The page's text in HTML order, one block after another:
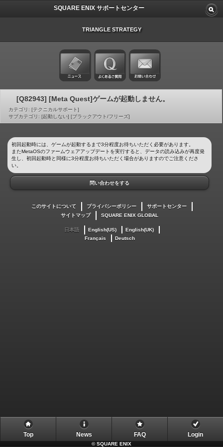
SQUARE ENIX サポートセンター
TRIANGLE STRATEGY
[Q82943] [Meta Quest]ゲームが起動しません。
カテゴリ: [テクニカルサポート]
サブカテゴリ: [起動しない] [ブラックアウト/フリーズ]
初回起動時には、ゲームが起動するまで3分程度お待ちいただく必要があります。
またMetaOSのファームウェアアップデートを実行すると、データの読み込みが再度発
生し、初回起動時と同様に3分程度お待ちいただく場合がありますのでご注意くださ
い。
問い合わせをする
このサイトについて プライバシーポリシー
サポートセンター
サイトマップ
SQUARE ENIX GLOBAL
日本語 English(US)
English(UK)
Français
Deutsch
Top News FAQ Login
©SQUARE ENIX